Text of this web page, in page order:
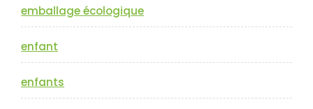
emballage écologique
enfant
enfants